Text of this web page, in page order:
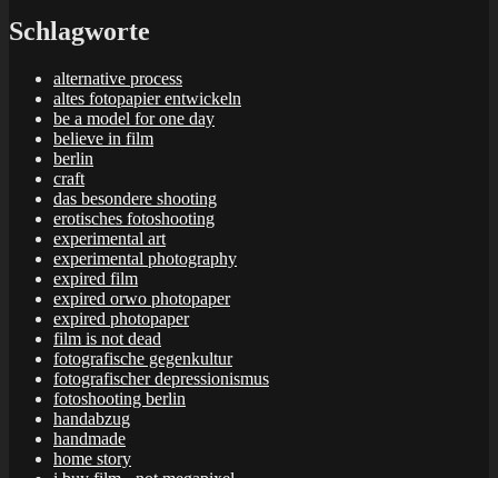
Schlagworte
alternative process
altes fotopapier entwickeln
be a model for one day
believe in film
berlin
craft
das besondere shooting
erotisches fotoshooting
experimental art
experimental photography
expired film
expired orwo photopaper
expired photopaper
film is not dead
fotografische gegenkultur
fotografischer depressionismus
fotoshooting berlin
handabzug
handmade
home story